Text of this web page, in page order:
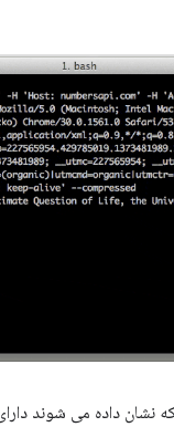
نشان داده می شوند